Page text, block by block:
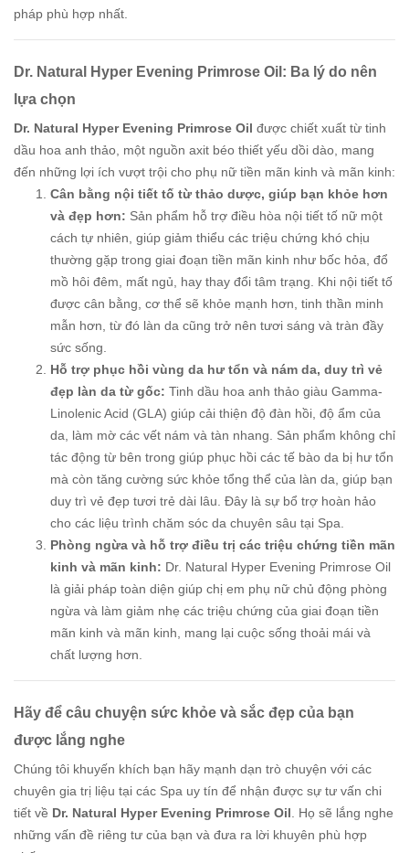
pháp phù hợp nhất.
Dr. Natural Hyper Evening Primrose Oil: Ba lý do nên
lựa chọn
Dr. Natural Hyper Evening Primrose Oil được chiết xuất từ tinh
dầu hoa anh thảo, một nguồn axit béo thiết yếu dồi dào, mang
đến những lợi ích vượt trội cho phụ nữ tiền mãn kinh và mãn kinh:
Cân bằng nội tiết tố từ thảo dược, giúp bạn khỏe hơn
và đẹp hơn: Sản phẩm hỗ trợ điều hòa nội tiết tố nữ một
cách tự nhiên, giúp giảm thiểu các triệu chứng khó chịu
thường gặp trong giai đoạn tiền mãn kinh như bốc hỏa, đổ
mồ hôi đêm, mất ngủ, hay thay đổi tâm trạng. Khi nội tiết tố
được cân bằng, cơ thể sẽ khỏe mạnh hơn, tinh thần minh
mẫn hơn, từ đó làn da cũng trở nên tươi sáng và tràn đầy
sức sống.
Hỗ trợ phục hồi vùng da hư tổn và nám da, duy trì vẻ
đẹp làn da từ gốc: Tinh dầu hoa anh thảo giàu Gamma-
Linolenic Acid (GLA) giúp cải thiện độ đàn hồi, độ ẩm của
da, làm mờ các vết nám và tàn nhang. Sản phẩm không chỉ
tác động từ bên trong giúp phục hồi các tế bào da bị hư tổn
mà còn tăng cường sức khỏe tổng thể của làn da, giúp bạn
duy trì vẻ đẹp tươi trẻ dài lâu. Đây là sự bổ trợ hoàn hảo
cho các liệu trình chăm sóc da chuyên sâu tại Spa.
Phòng ngừa và hỗ trợ điều trị các triệu chứng tiền mãn
kinh và mãn kinh: Dr. Natural Hyper Evening Primrose Oil
là giải pháp toàn diện giúp chị em phụ nữ chủ động phòng
ngừa và làm giảm nhẹ các triệu chứng của giai đoạn tiền
mãn kinh và mãn kinh, mang lại cuộc sống thoải mái và
chất lượng hơn.
Hãy để câu chuyện sức khỏe và sắc đẹp của bạn
được lắng nghe
Chúng tôi khuyến khích bạn hãy mạnh dạn trò chuyện với các
chuyên gia trị liệu tại các Spa uy tín để nhận được sự tư vấn chi
tiết về Dr. Natural Hyper Evening Primrose Oil . Họ sẽ lắng nghe
những vấn đề riêng tư của bạn và đưa ra lời khuyên phù hợp